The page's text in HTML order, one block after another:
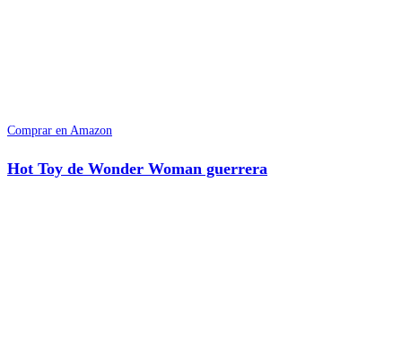
Comprar en Amazon
Hot Toy de Wonder Woman guerrera